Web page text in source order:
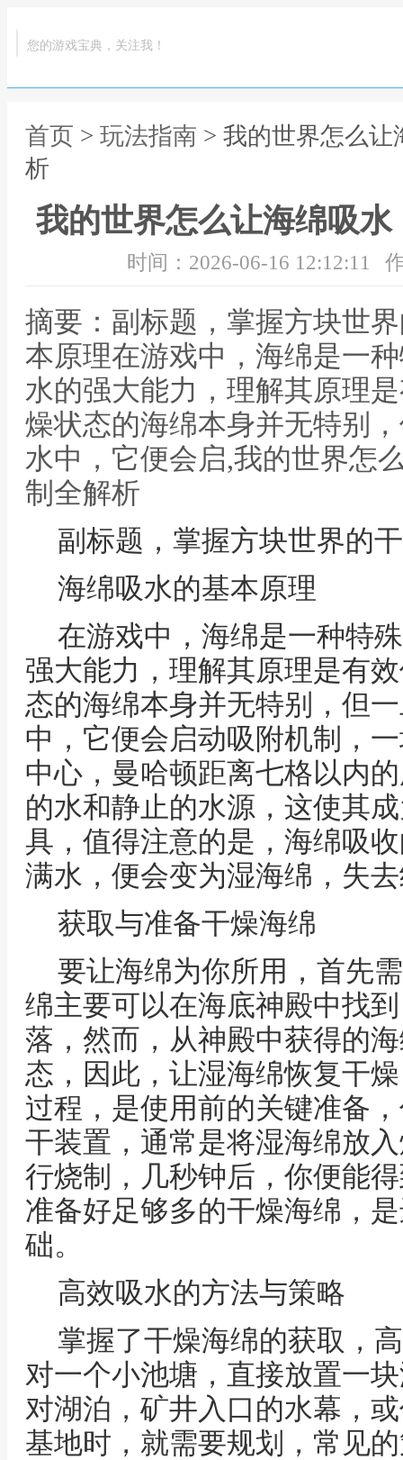
您的游戏宝典，关注我！
首页 > 玩法指南 > 我的世界怎么
析
我的世界怎么让海绵吸
时间：2026-06-16 12:12:11
摘要：副标题，掌握方块世
本原理在游戏中，海绵是一
水的强大能力，理解其原理
燥状态的海绵本身并无特别
水中，它便会启,我的世界怎
制全解析
副标题，掌握方块世界的
海绵吸水的基本原理
在游戏中，海绵是一种特
强大能力，理解其原理是有
态的海绵本身并无特别，但
中，它便会启动吸附机制，
中心，曼哈顿距离七格以内
的水和静止的水源，这使其
具，值得注意的是，海绵吸
满水，便会变为湿海绵，失
获取与准备干燥海绵
要让海绵为你所用，首先
绵主要可以在海底神殿中找
落，然而，从神殿中获得的
态，因此，让湿海绵恢复干
过程，是使用前的关键准备
干装置，通常是将湿海绵放
行烧制，几秒钟后，你便能
准备好足够多的干燥海绵，
础。
高效吸水的方法与策略
掌握了干燥海绵的获取，
对一个小池塘，直接放置一
对湖泊，矿井入口的水幕，
基地时，就需要规划，常见